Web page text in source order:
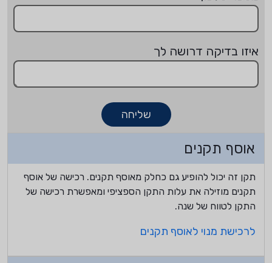
איזו בדיקה דרושה לך
שליחה
אוסף תקנים
תקן זה יכול להופיע גם כחלק מאוסף תקנים. רכישה של אוסף
תקנים מוזילה את עלות התקן הספציפי ומאפשרת רכישה של
התקן לטווח של שנה.
לרכישת מנוי לאוסף תקנים